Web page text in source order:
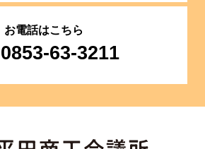
お電話はこちら
0853-63-3211